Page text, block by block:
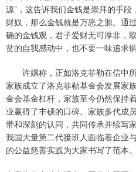
源”，这告诉我们金钱是崇拜的手
财奴，那么金钱就是万恶之源。通
确的金钱观，君子爱财无可厚非，
贫的自我感动中，也不要一味追求
许嫘称，正如洛克菲勒在信中所
家族成立了洛克菲勒基金会发展家
金会基金杠杆，家族至今仍然保持
业赢得了丰硕的口碑。家族多代成
带和深刻的认同，共同传承并续写
我国大量第二代接班人面临着企业
的公益慈善实践为大家书写了范本。